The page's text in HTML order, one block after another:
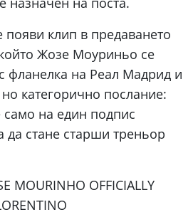
появи клип в предаването
Жозе Моуриньо се
фланелка на Реал Мадрид и
категорично послание:
само на един подпис
да стане старши треньор
MOURINHO OFFICIALLY